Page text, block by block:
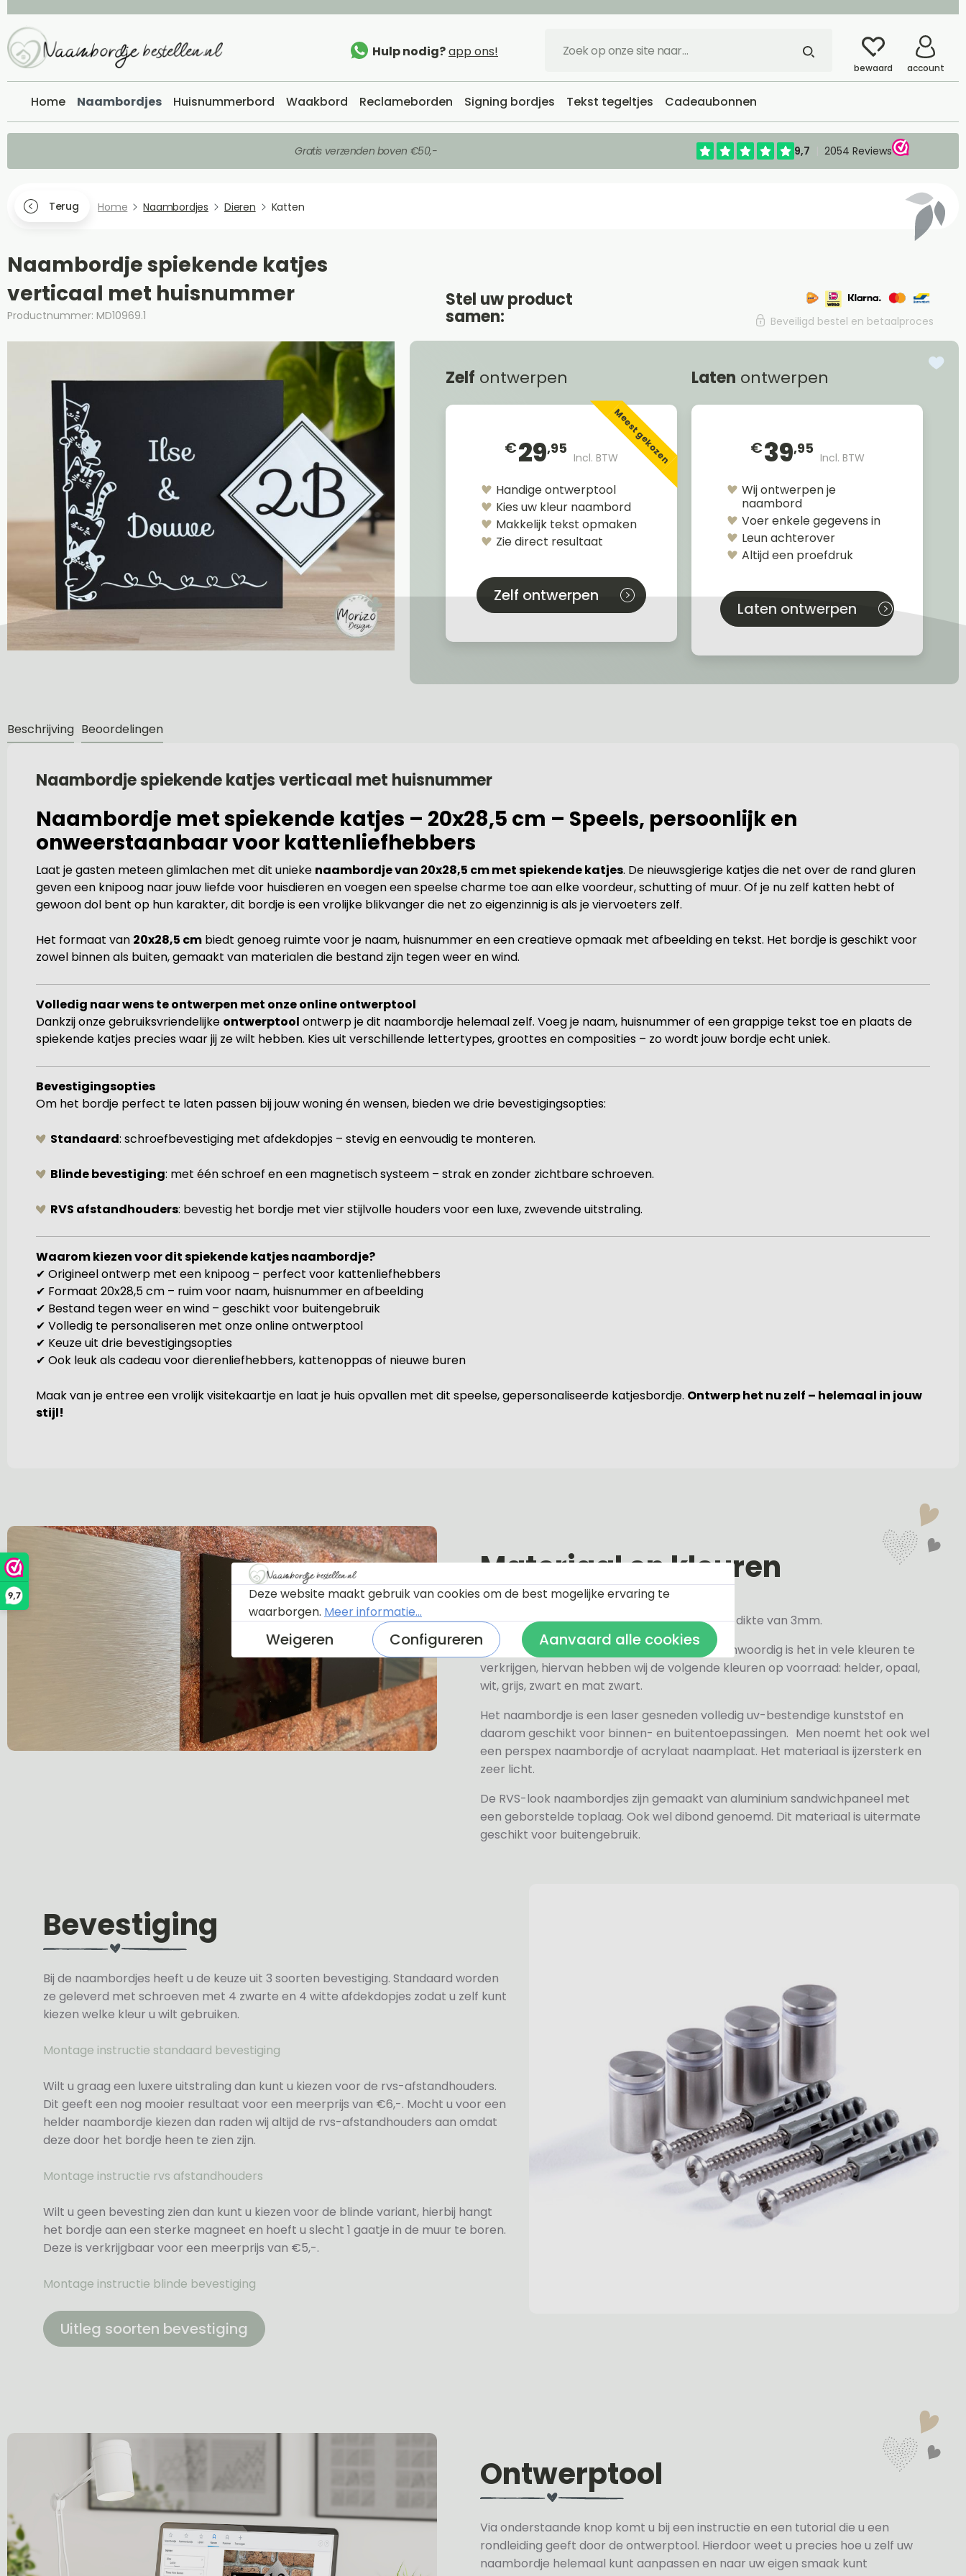
9,7
Hulp nodig?app ons!
bewaard account
Home Naambordjes Huisnummerbord Waakbord Reclameborden Signing bordjes Tekst tegeltjes Cadeaubonnen
Gratis verzenden boven €50,-
Terug Home Naambordjes Dieren Katten
Naambordje spiekende katjes
verticaal met huisnummer
Productnummer: MD10969.1
Stel uw product
samen: Beveiligd bestel en betaalproces
Zelf ontwerpen
€29,95
Incl. BTWMeest gekozen
Handige ontwerptool
Kies uw kleur naambord
Makkelijk tekst opmaken
Zie direct resultaat
Zelf ontwerpen
Laten ontwerpen
€39,95
Incl. BTW
Wij ontwerpen je
naambord
Voer enkele gegevens in
Leun achterover
Altijd een proefdruk
Laten ontwerpen
Beschrijving Beoordelingen
Naambordje spiekende katjes verticaal met huisnummer
Naambordje met spiekende katjes – 20x28,5 cm – Speels, persoonlijk en
onweerstaanbaar voor kattenliefhebbers
Laat je gasten meteen glimlachen met dit unieke naambordje van 20x28,5 cm met spiekende katjes. De nieuwsgierige katjes die net over de rand gluren
geven een knipoog naar jouw liefde voor huisdieren en voegen een speelse charme toe aan elke voordeur, schutting of muur. Of je nu zelf katten hebt of
gewoon dol bent op hun karakter, dit bordje is een vrolijke blikvanger die net zo eigenzinnig is als je viervoeters zelf.
Het formaat van 20x28,5 cm biedt genoeg ruimte voor je naam, huisnummer en een creatieve opmaak met afbeelding en tekst. Het bordje is geschikt voor
zowel binnen als buiten, gemaakt van materialen die bestand zijn tegen weer en wind.
Volledig naar wens te ontwerpen met onze online ontwerptool
Dankzij onze gebruiksvriendelijke ontwerptool ontwerp je dit naambordje helemaal zelf. Voeg je naam, huisnummer of een grappige tekst toe en plaats de
spiekende katjes precies waar jij ze wilt hebben. Kies uit verschillende lettertypes, groottes en composities – zo wordt jouw bordje echt uniek.
Bevestigingsopties
Om het bordje perfect te laten passen bij jouw woning én wensen, bieden we drie bevestigingsopties:
Standaard: schroefbevestiging met afdekdopjes – stevig en eenvoudig te monteren.
Blinde bevestiging: met één schroef en een magnetisch systeem – strak en zonder zichtbare schroeven.
RVS afstandhouders: bevestig het bordje met vier stijlvolle houders voor een luxe, zwevende uitstraling.
Waarom kiezen voor dit spiekende katjes naambordje?
✔ Origineel ontwerp met een knipoog – perfect voor kattenliefhebbers
✔ Formaat 20x28,5 cm – ruim voor naam, huisnummer en afbeelding
✔ Bestand tegen weer en wind – geschikt voor buitengebruik
✔ Volledig te personaliseren met onze online ontwerptool
✔ Keuze uit drie bevestigingsopties
✔ Ook leuk als cadeau voor dierenliefhebbers, kattenoppas of nieuwe buren
Maak van je entree een vrolijk visitekaartje en laat je huis opvallen met dit speelse, gepersonaliseerde katjesbordje. Ontwerp het nu zelf – helemaal in jouw
stijl!
Materiaal en kleuren
Alle naambordjes die wij leveren hebben een dikte van 3mm.
Het plexiglas is van nature helder maar tegenwoordig is het in vele kleuren te
verkrijgen, hiervan hebben wij de volgende kleuren op voorraad: helder, opaal,
wit, grijs, zwart en mat zwart.
Het naambordje is een laser gesneden volledig uv-bestendige kunststof en
daarom geschikt voor binnen- en buitentoepassingen. Men noemt het ook wel
een perspex naambordje of acrylaat naamplaat. Het materiaal is ijzersterk en
zeer licht.
De RVS-look naambordjes zijn gemaakt van aluminium sandwichpaneel met
een geborstelde toplaag. Ook wel dibond genoemd. Dit materiaal is uitermate
geschikt voor buitengebruik.
Bevestiging
Bij de naambordjes heeft u de keuze uit 3 soorten bevestiging. Standaard worden
ze geleverd met schroeven met 4 zwarte en 4 witte afdekdopjes zodat u zelf kunt
kiezen welke kleur u wilt gebruiken.
Montage instructie standaard bevestiging
Wilt u graag een luxere uitstraling dan kunt u kiezen voor de rvs-afstandhouders.
Dit geeft een nog mooier resultaat voor een meerprijs van €6,-. Mocht u voor een
helder naambordje kiezen dan raden wij altijd de rvs-afstandhouders aan omdat
deze door het bordje heen te zien zijn.
Montage instructie rvs afstandhouders
Wilt u geen bevesting zien dan kunt u kiezen voor de blinde variant, hierbij hangt
het bordje aan een sterke magneet en hoeft u slecht 1 gaatje in de muur te boren.
Deze is verkrijgbaar voor een meerprijs van €5,-.
Montage instructie blinde bevestiging
Uitleg soorten bevestiging
Ontwerptool
Via onderstaande knop komt u bij een instructie en een tutorial die u een
rondleiding geeft door de ontwerptool. Hierdoor weet u precies hoe u zelf uw
naambordje helemaal kunt aanpassen en naar uw eigen smaak kunt
Deze website maakt gebruik van cookies om de best mogelijke ervaring te
waarborgen. Meer informatie...
Weigeren Configureren Aanvaard alle cookies